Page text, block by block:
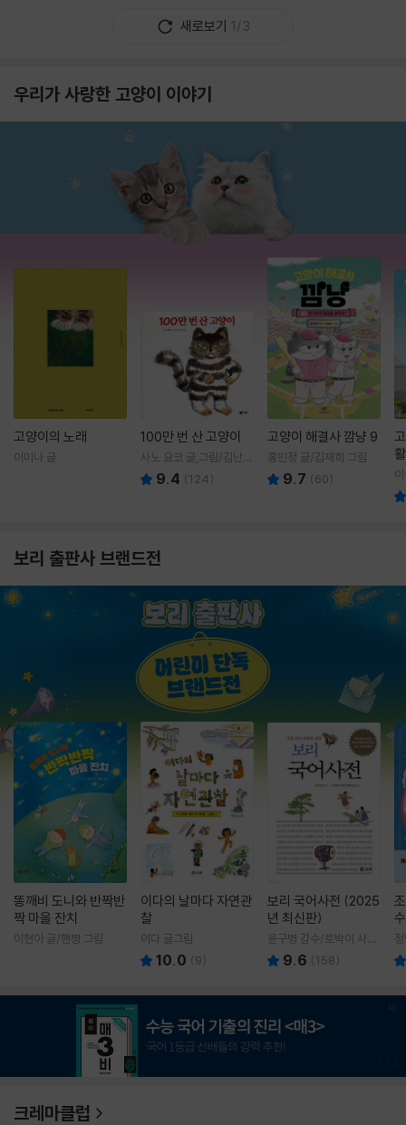
새로보기 1/3
우리가 사랑한 고양이 이야기
고양이의 노래
이미나 글
100만 번 산 고양이
사노 요코 글,그림/김난주
역 9.4 (124)
고양이 해결사 깜냥 9
홍민정 글/김재희 그림
9.7 (60)
보리 출판사 브랜드전
똥깨비 도니와 반짝반
짝 마을 잔치
이현아 글/핸짱 그림
이다의 날마다 자연관
찰
이다 글그림
10.0 (9)
보리 국어사전 (2025
년 최신판)
윤구병 감수/토박이 사전
편찬실 편
9.6 (158)
크레마클럽